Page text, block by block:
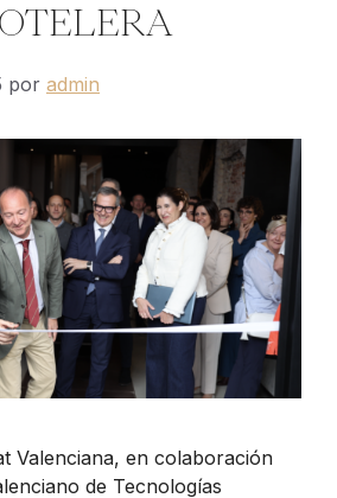
por admin
Valenciana, en colaboración
de Tecnologías